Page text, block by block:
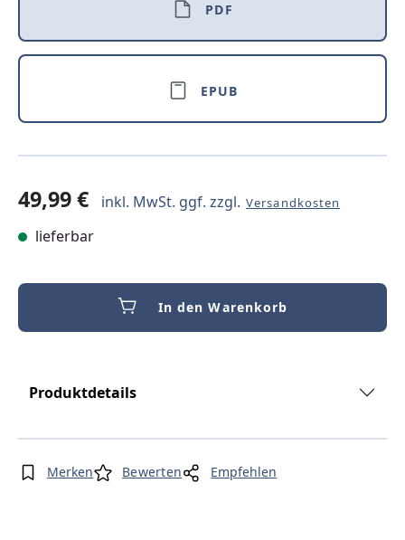
PDF
EPUB
49,99 € inkl. MwSt. ggf. zzgl. Versandkosten
lieferbar
In den Warenkorb
Produktdetails
Merken Bewerten Empfehlen